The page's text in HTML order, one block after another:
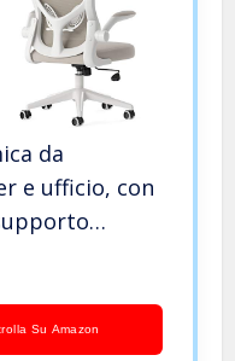
da
e ufficio, con
Su Amazon